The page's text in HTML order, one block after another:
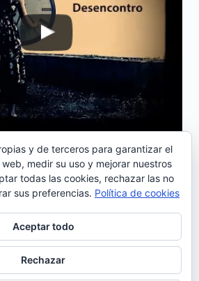
sencillo de «O
disco en solitario de Teresa
Teresa Salgueiro actuará
de Música Internacional
en nuestra
04/07/2017
y de terceros para garantizar el
medir su uso y mejorar nuestros
todas las cookies, rechazar las no
sus preferencias. Política de cookies
Aceptar todo
Rechazar